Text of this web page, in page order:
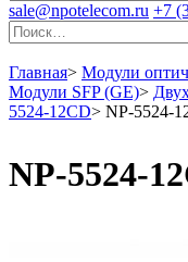
sale@npotelecom.ru +7
Главная> Модули
Модули SFP (GE)>
5524-12CD> NP-5524-
NP-5524-